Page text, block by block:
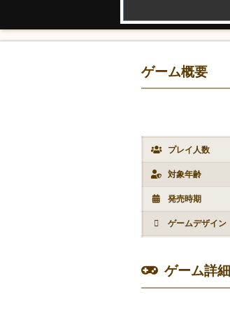
ゲーム概要
プレイ人数
対象年齢
発売時期
ゲームデザイン
ゲーム詳細